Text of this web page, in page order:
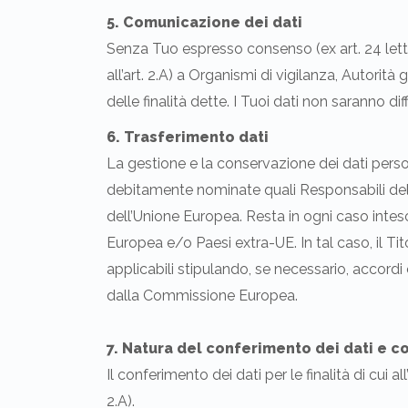
5. Comunicazione dei dati
Senza Tuo espresso consenso (ex art. 24
all’art. 2.A) a Organismi di vigilanza,
delle finalità dette. I Tuoi dati non saranno
6. Trasferimento dati
La gestione e la conservazione dei dati
debitamente nominate quali Responsabili
dell’Unione Europea. Resta in ogni caso
Europea e/o Paesi extra-UE. In tal caso, il
applicabili stipulando, se necessario,
dalla Commissione Europea.
7. Natura del conferimento dei dati e
Il conferimento dei dati per le finalità di cui
2.A).